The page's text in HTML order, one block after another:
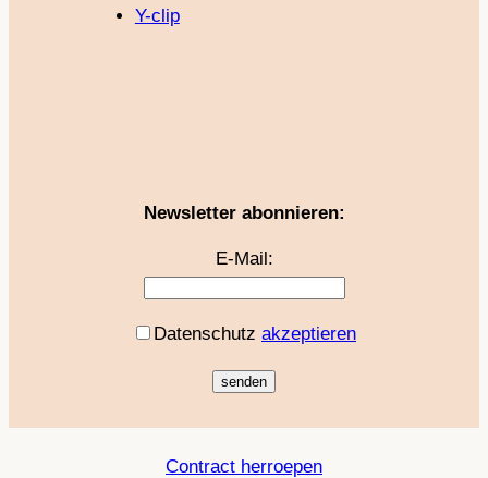
Y-clip
Newsletter abonnieren:
E-Mail:
Datenschutz akzeptieren
Contract herroepen